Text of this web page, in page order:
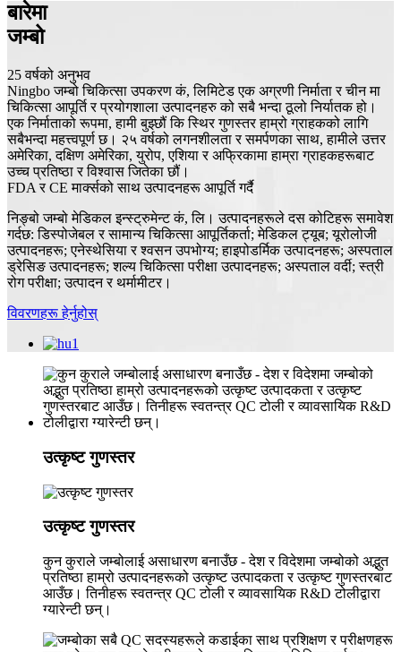
बारेमा
जम्बो
25 वर्षको अनुभव
Ningbo जम्बो चिकित्सा उपकरण कं, लिमिटेड एक अग्रणी निर्माता र चीन मा
चिकित्सा आपूर्ति र प्रयोगशाला उत्पादनहरु को सबै भन्दा ठूलो निर्यातक हो।
एक निर्माताको रूपमा, हामी बुझ्छौं कि स्थिर गुणस्तर हाम्रो ग्राहकको लागि
सबैभन्दा महत्त्वपूर्ण छ। २५ वर्षको लगनशीलता र समर्पणका साथ, हामीले उत्तर
अमेरिका, दक्षिण अमेरिका, युरोप, एशिया र अफ्रिकामा हाम्रा ग्राहकहरूबाट
उच्च प्रतिष्ठा र विश्वास जितेका छौं।
FDA र CE मार्क्सको साथ उत्पादनहरू आपूर्ति गर्दै
निङ्बो जम्बो मेडिकल इन्स्ट्रुमेन्ट कं, लि। उत्पादनहरूले दस कोटिहरू समावेश
गर्दछ: डिस्पोजेबल र सामान्य चिकित्सा आपूर्तिकर्ता; मेडिकल ट्यूब; यूरोलोजी
उत्पादनहरू; एनेस्थेसिया र श्वसन उपभोग्य; हाइपोडर्मिक उत्पादनहरू; अस्पताल
ड्रेसिङ उत्पादनहरू; शल्य चिकित्सा परीक्षा उत्पादनहरू; अस्पताल वर्दी; स्त्री
रोग परीक्षा; उत्पादन र थर्मामीटर।
विवरणहरू हेर्नुहोस्
उत्कृष्ट गुणस्तर
उत्कृष्ट गुणस्तर
कुन कुराले जम्बोलाई असाधारण बनाउँछ - देश र विदेशमा जम्बोको अद्भुत
प्रतिष्ठा हाम्रो उत्पादनहरूको उत्कृष्ट उत्पादकता र उत्कृष्ट गुणस्तरबाट
आउँछ। तिनीहरू स्वतन्त्र QC टोली र व्यावसायिक R&D टोलीद्वारा
ग्यारेन्टी छन्।